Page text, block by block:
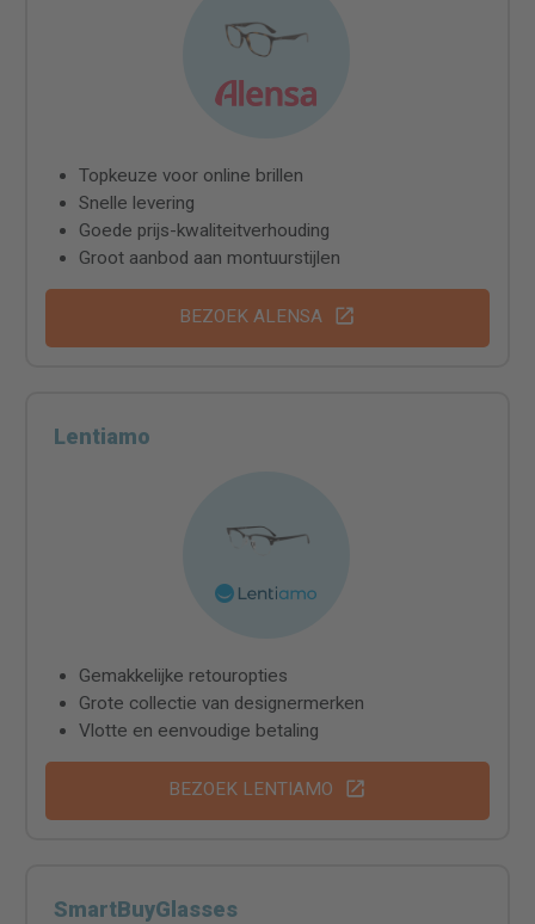
Topkeuze voor online brillen
Snelle levering
Goede prijs-kwaliteitverhouding
Groot aanbod aan montuurstijlen
BEZOEK ALENSA
Lentiamo
Gemakkelijke retouropties
Grote collectie van designermerken
Vlotte en eenvoudige betaling
BEZOEK LENTIAMO
SmartBuyGlasses